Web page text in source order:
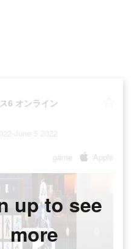
6 オンライン
June 5 2022
game Apple
up to see
more